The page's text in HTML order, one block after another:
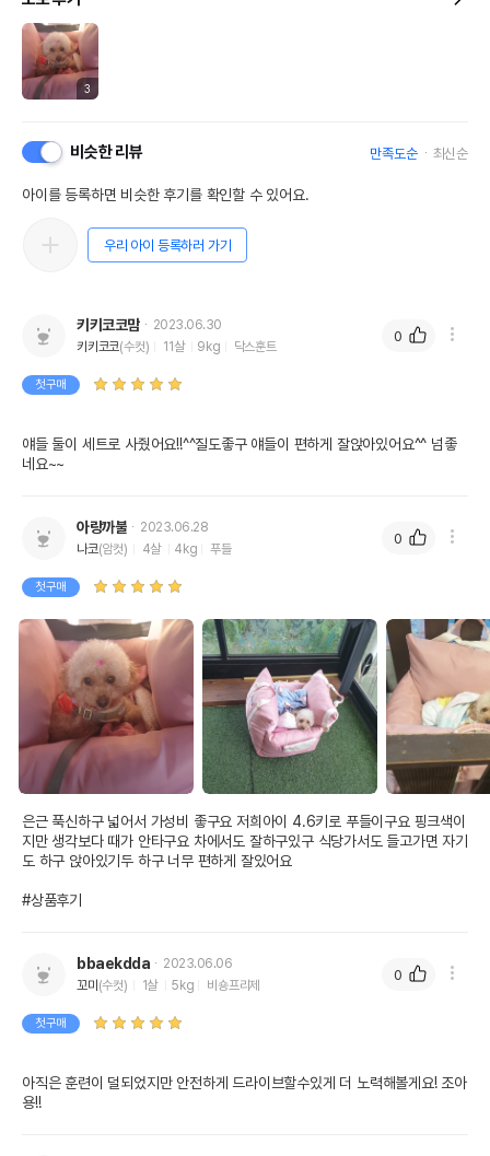
3
비슷한 리뷰 만족도순 최신순
아이를 등록하면 비슷한 후기를 확인할 수 있어요.
우리 아이 등록하러 가기
키키코코맘
2023.06.30
키키코코(수컷) 11살 9kg 닥스훈트
첫구매
얘들 둘이 세트로 사줬어요!!^^질도좋구 얘들이 편하게 잘앉아있어요^^ 넘좋
네요~~
0
아랑까불
2023.06.28
나코(암컷) 4살 4kg 푸들
첫구매
은근 푹신하구 넓어서 가성비 좋구요 저희아이 4.6키로 푸들이구요 핑크색이
지만 생각보다 때가 안타구요 차에서도 잘하구있구 식당가서도 들고가면 자기
도 하구 앉아있기두 하구 너무 편하게 잘있어요
#상품후기
0
bbaekdda
2023.06.06
꼬미 (수컷) 1살 5kg 비숑프리제
첫구매
아직은 훈련이 덜되었지만 안전하게 드라이브할수있게 더 노력해볼게요! 조아
용!!
0